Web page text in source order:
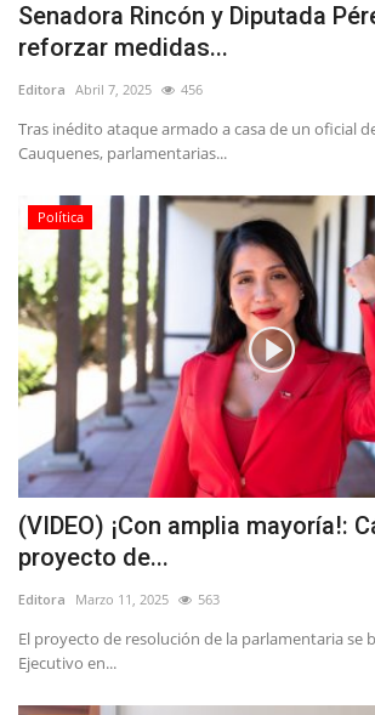
Senadora Rincón y Diputada
reforzar medidas...
Editora Abril 7, 2025 456
Tras inédito ataque armado a casa de un oficial
Cauquenes, parlamentarias...
Política
(VIDEO) ¡Con amplia mayoría!:
proyecto de...
Editora Marzo 11, 2025 563
El proyecto de resolución de la parlamentaria se
Ejecutivo en...